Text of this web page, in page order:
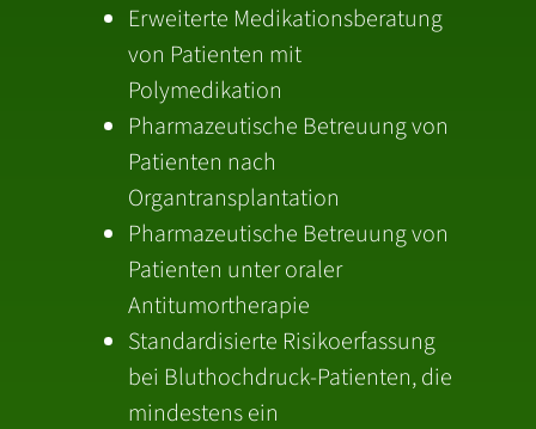
Erweiterte Medikationsberatung
von Patienten mit
Polymedikation
Pharmazeutische Betreuung von
Patienten nach
Organtransplantation
Pharmazeutische Betreuung von
Patienten unter oraler
Antitumortherapie
Standardisierte Risikoerfassung
bei Bluthochdruck-Patienten, die
mindestens ein